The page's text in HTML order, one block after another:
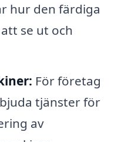
hur den färdiga
se ut och
För företag
tjänster för
av